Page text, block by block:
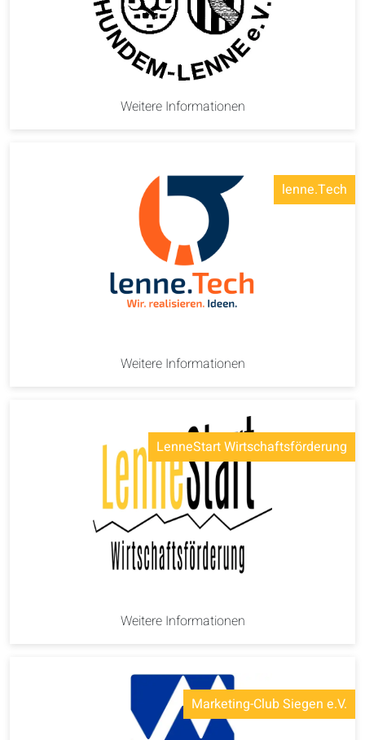
Weitere Informationen
lenne.Tech
Weitere Informationen
LenneStart Wirtschaftsförderung
Weitere Informationen
Marketing-Club Siegen e.V.